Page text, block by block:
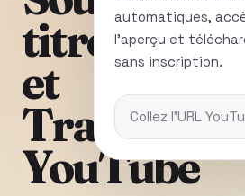
titres
et
YouTube
automatiques,
l'aperçu et
sans inscription.